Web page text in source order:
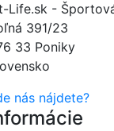
Life.sk -
391/23
33 Poniky
nás nájdete?